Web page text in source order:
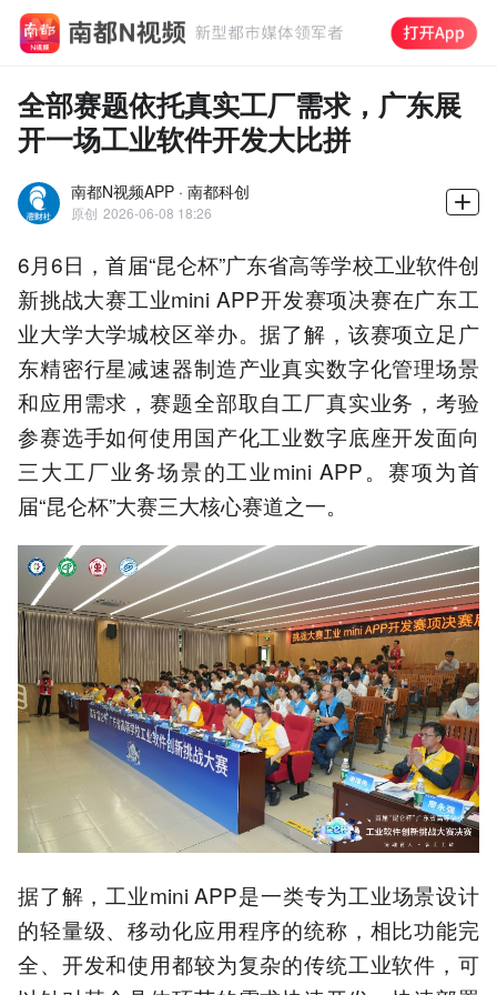
全部赛题依托真实工厂需求，广东展
开一场工业软件开发大比拼
南都N视频APP · 南都科创
原创 2026-06-08 18:26
6月6日，首届“昆仑杯”广东省高等学校工业软件创
新挑战大赛工业mini APP开发赛项决赛在广东工
业大学大学城校区举办。据了解，该赛项立足广
东精密行星减速器制造产业真实数字化管理场景
和应用需求，赛题全部取自工厂真实业务，考验
参赛选手如何使用国产化工业数字底座开发面向
三大工厂业务场景的工业mini APP。赛项为首
届“昆仑杯”大赛三大核心赛道之一。
据了解，工业mini APP是一类专为工业场景设计
的轻量级、移动化应用程序的统称，相比功能完
全、开发和使用都较为复杂的传统工业软件，可